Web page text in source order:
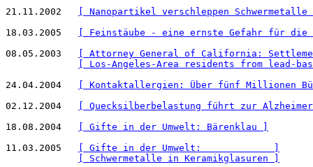
21.11.2002
[ Nanopartikel verschleppen
18.03.2005
[ Feinstäube - eine ernste Gefahr für die
08.05.2003
[ Attorney General of California:
[ Los-Angeles-Area residents from lead-
24.04.2004
[ Kontaktallergien: Über fünf Millionen
02.12.2004
[ Quecksilberbelastung führt zur
18.08.2004
[ Gifte in der Umwelt: Bärenklau ]
11.03.2005
[ Gifte in der Umwelt:             ]
[ Schwermetalle in Keramikglasuren ]